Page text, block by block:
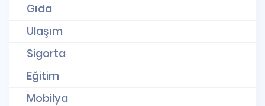
Gıda
Ulaşım
Sigorta
Eğitim
Mobilya